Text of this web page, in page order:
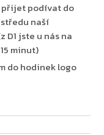
přijet podívat do
naší
D1 jste u nás na
minut)
do hodinek logo